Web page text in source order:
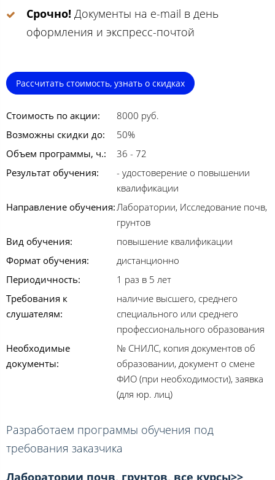
Срочно! Документы на e-mail в день
оформления и экспресс-почтой
Рассчитать стоимость, узнать о скидках
Стоимость по акции:
8000 руб.
Возможны скидки до:
50%
Объем программы, ч.:
36 - 72
Результат обучения:
- удостоверение о повышении
квалификации
Направление обучения:Лаборатории, Исследование почв,
грунтов
Вид обучения:
повышение квалификации
Формат обучения:
дистанционно
Периодичность:
1 раз в 5 лет
Требования к
слушателям:
наличие высшего, среднего
специального или среднего
профессионального образования
Необходимые
документы:
№ СНИЛС, копия документов об
образовании, документ о смене
ФИО (при необходимости), заявка
(для юр. лиц)
Разработаем программы обучения под
требования заказчика
Лаборатории почв, грунтов, все курсы>>